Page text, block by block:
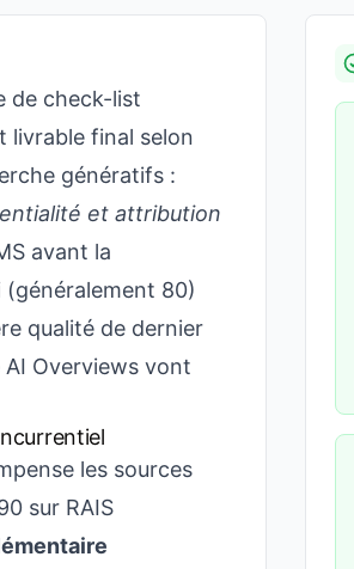
de check-list
livrable final selon
génératifs :
et attribution
avant la
(généralement 80)
qualité de dernier
Overviews vont
les sources
sur RAIS